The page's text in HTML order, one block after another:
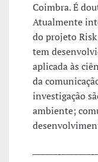
Coimbra. É
Atualmente
do projeto
tem
aplicada às
da
investigação
ambiente;